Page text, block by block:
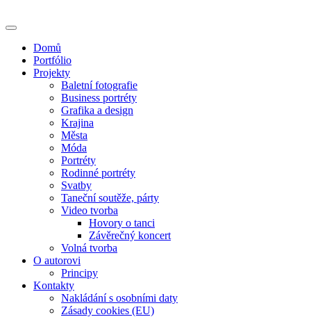
to
Domů
Portfólio
Projekty
Baletní fotografie
Business portréty
Grafika a design
Krajina
Města
Móda
Portréty
Rodinné portréty
Svatby
Taneční soutěže, párty
Video tvorba
Hovory o tanci
Závěrečný koncert
Volná tvorba
O autorovi
Principy
Kontakty
Nakládání s osobními daty
Zásady cookies (EU)